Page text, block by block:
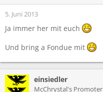
5. Juni 2013
Ja immer her mit euch
Und bring a Fondue mit
einsiedler
McChrystal's Promoter